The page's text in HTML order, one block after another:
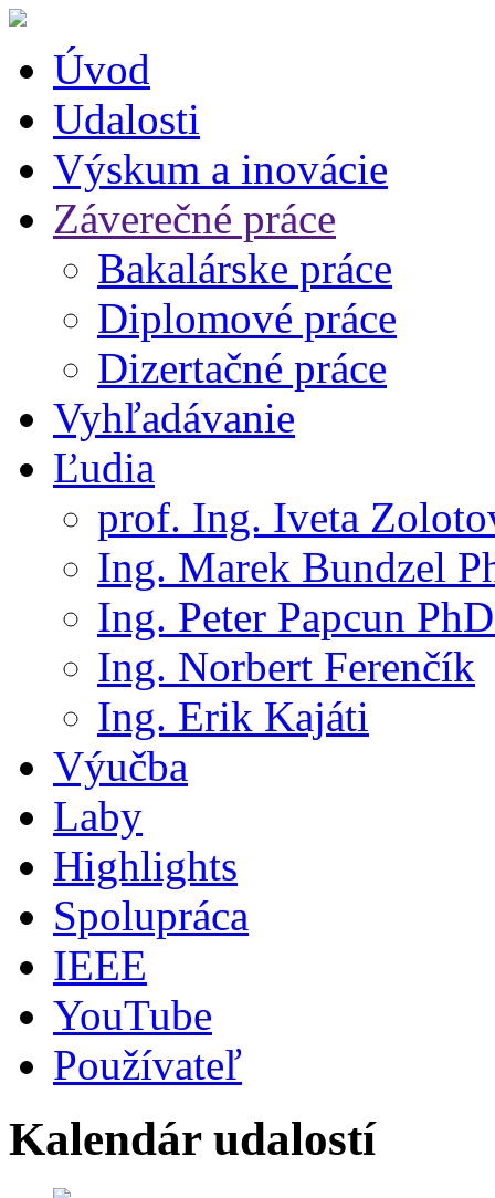
Úvod
Udalosti
Výskum a inovácie
Záverečné práce
Bakalárske práce
Diplomové práce
Dizertačné práce
Vyhľadávanie
Ľudia
prof. Ing. Iveta
Ing. Marek Bundzel
Ing. Peter Papcun
Ing. Norbert Ferenčík
Ing. Erik Kajáti
Výučba
Laby
Highlights
Spolupráca
IEEE
YouTube
Používateľ
Kalendár udalostí